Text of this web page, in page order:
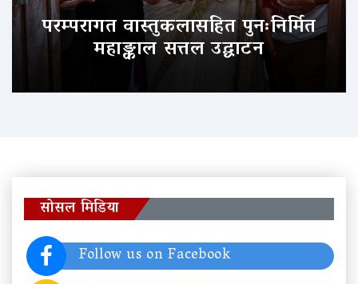
परम्परागत वास्तुकलासहित पुनःनिर्मित
महाङ्काल सत्तल उद्घाटन
सोसल मिडिया
Follow us on Facebook